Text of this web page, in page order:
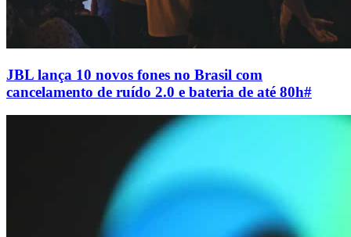
JBL lança 10 novos fones no Brasil com
cancelamento de ruído 2.0 e bateria de até 80h#